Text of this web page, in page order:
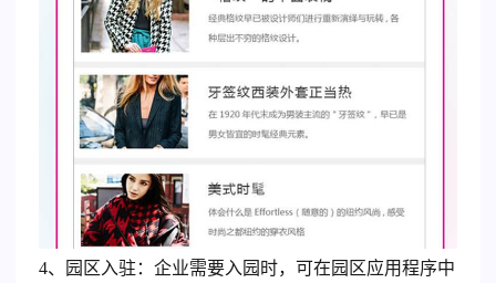
4、园区入驻：企业需要入园时，可在园区应用程序中